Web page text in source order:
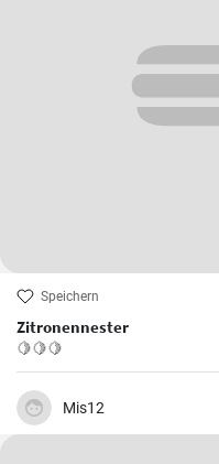
Speichern
Zitronennester
🍋🍋🍋
Mis12